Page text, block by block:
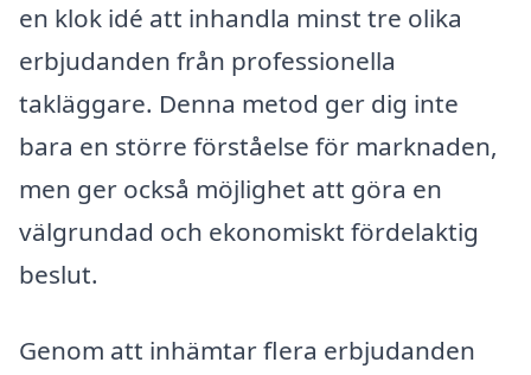
en klok idé att inhandla minst tre olika
erbjudanden från professionella
takläggare. Denna metod ger dig inte
bara en större förståelse för marknaden,
men ger också möjlighet att göra en
välgrundad och ekonomiskt fördelaktig
beslut.
Genom att inhämtar flera erbjudanden